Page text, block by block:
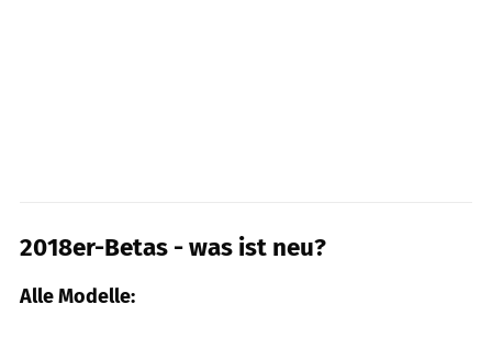
2018er-Betas - was ist neu?
Alle Modelle: